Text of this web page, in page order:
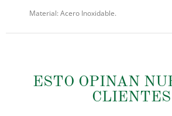
Material: Acero Inoxidable.
ESTO OPINAN
CLIENTES